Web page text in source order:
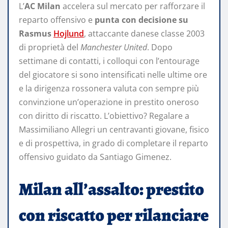
L’AC Milan accelera sul mercato per rafforzare il
reparto offensivo e punta con decisione su
Rasmus Hojlund, attaccante danese classe 2003
di proprietà del Manchester United. Dopo
settimane di contatti, i colloqui con l’entourage
del giocatore si sono intensificati nelle ultime ore
e la dirigenza rossonera valuta con sempre più
convinzione un’operazione in prestito oneroso
con diritto di riscatto. L’obiettivo? Regalare a
Massimiliano Allegri un centravanti giovane, fisico
e di prospettiva, in grado di completare il reparto
offensivo guidato da Santiago Gimenez.
Milan all’assalto: prestito
con riscatto per rilanciare